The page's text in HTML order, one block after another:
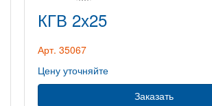
КГВ 2х25
Арт. 35067
Цену уточняйте
Заказать